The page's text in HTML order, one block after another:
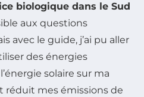
biologique dans le Sud
aux questions
avec le guide, j’ai pu aller
des énergies
solaire sur ma
réduit mes émissions de